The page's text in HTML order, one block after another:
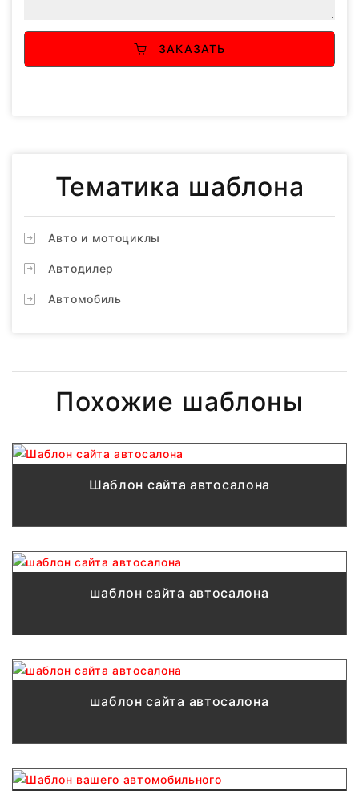
ЗАКАЗАТЬ
Тематика шаблона
Авто и мотоциклы
Автодилер
Автомобиль
Похожие шаблоны
Шаблон сайта автосалона
шаблон сайта автосалона
шаблон сайта автосалона